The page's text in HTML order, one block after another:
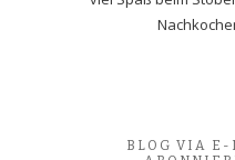
BLOG VIA